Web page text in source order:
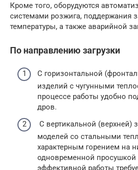
Кроме того, оборудуются
системами розжига, поддержания
температуры, а также аварийной
По направлению загрузки
С горизонтальной
изделий с чугунными
процессе работы удобно
дров.
С вертикальной (верхней)
моделей со стальными
характерным горением на
одновременной просушкой
эффективной работы